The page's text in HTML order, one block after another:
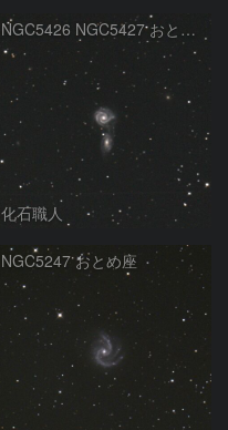
NGC5426 NGC5427 おとめ座
化石職人
NGC5247 おとめ座